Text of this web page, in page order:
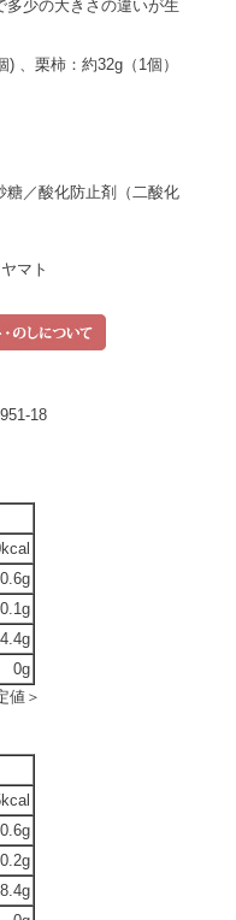
少の大きさの違いが生
、栗柿：約32g（1個）
糖／酸化防止剤（二酸化
マト
18
0.6g
0.1g
0g
値＞
0.6g
0.2g